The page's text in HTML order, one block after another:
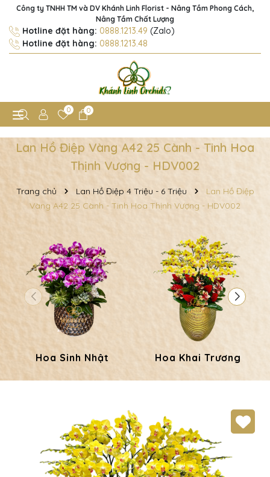
Công ty TNHH TM và DV Khánh Linh Florist - Nâng Tầm Phong Cách,
Nâng Tầm Chất Lượng
Hotline đặt hàng: 0888.1213.49 (Zalo)
Hotline đặt hàng: 0888.1213.48
0 0
Lan Hồ Điệp Vàng A42 25 Cành - Tinh Hoa
Thịnh Vượng - HDV002
Trang chủ Lan Hồ Điệp 4 Triệu - 6 Triệu
Lan Hồ Điệp
Vàng A42 25 Cành - Tinh Hoa Thịnh Vượng - HDV002
Hoa Sinh Nhật Hoa Khai Trương